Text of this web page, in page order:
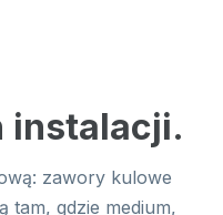
instalacji.
zawory kulowe
tam, gdzie medium,